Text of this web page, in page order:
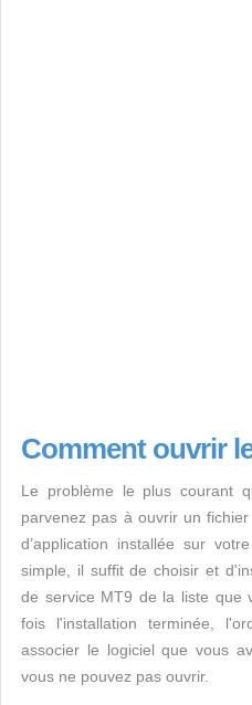
Comment ouvrir
Le problème le plus courant
parvenez pas à ouvrir un
d’application installée sur
simple, il suffit de choisir et
de service MT9 de la liste que
fois l'installation terminée,
associer le logiciel que vous
vous ne pouvez pas ouvrir.